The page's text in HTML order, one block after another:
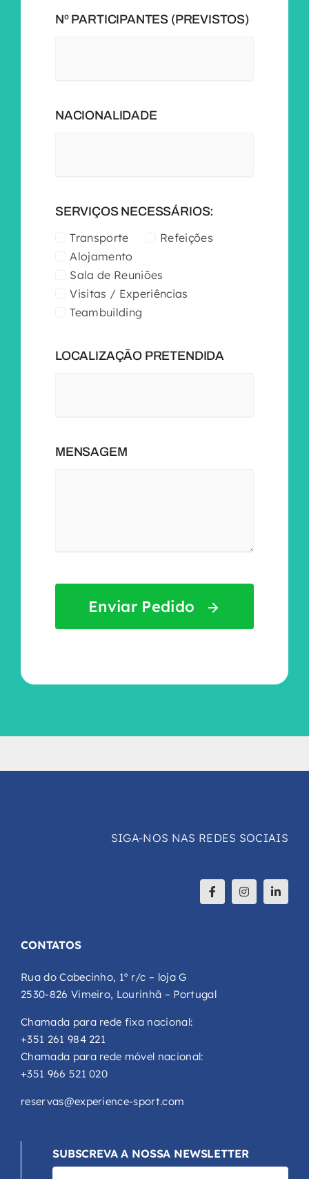
Nº PARTICIPANTES (PREVISTOS)
NACIONALIDADE
SERVIÇOS NECESSÁRIOS:
Transporte
Refeições
Alojamento
Sala de Reuniões
Visitas / Experiências
Teambuilding
LOCALIZAÇÃO PRETENDIDA
MENSAGEM
Enviar Pedido
SIGA-NOS NAS REDES SOCIAIS
CONTATOS
Rua do Cabecinho, 1º r/c – loja G
2530-826 Vimeiro, Lourinhã – Portugal
Chamada para rede fixa nacional:
+351 261 984 221
Chamada para rede móvel nacional:
+351 966 521 020
reservas@experience-sport.com
SUBSCREVA A NOSSA NEWSLETTER